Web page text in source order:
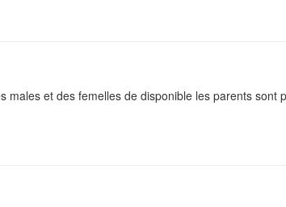
et des femelles de disponible les parents sont